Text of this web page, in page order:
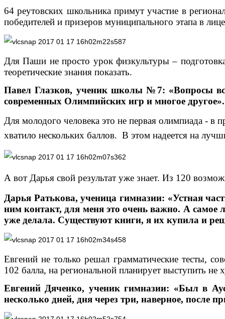
64 реутовских школьника примут участие в
победителей и призеров муниципального этапа в
Для Паши не просто урок физкультуры –
теоретические знания показать.
Павел Глазков, ученик школы №7: «Вопросы
современных Олимпийских игр и многое другое».
Для молодого человека это не первая олимпиада - в
хватило нескольких баллов. В этом надеется на
А вот Дарья свой результат уже знает. Из 120
Дарья Ратькова, ученица гимназии: «Устная
ним контакт, для меня это очень важно. А самое
уже делала. Существуют книги, я их купила и
Евгений не только решал грамматические тесты,
102 балла, на региональной планирует выступить не
Евгений Дяченко, ученик гимназии: «Был в
несколько дней, дня через три, наверное, после